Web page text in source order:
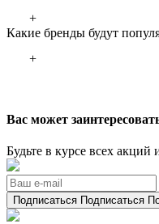
+
Какие бренды будут
+
Вас может
Будьте в курсе всех акций
Подписаться Подписаться